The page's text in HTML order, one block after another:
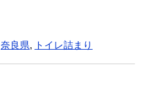
奈良県, トイレ詰まり